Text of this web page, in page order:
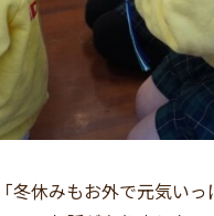
冬休みもお外で元気い